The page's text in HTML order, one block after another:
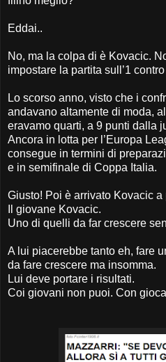
Eddai..
No, ma la colpa di è Kovacic.
impostare la partita sull’1 contro
Lo scorso anno, visto che i
andavano altamente di moda,
eravamo quarti, a 9 punti dalla
Ancora in lotta per l’Europa
consegue in termini di
e in semifinale di Coppa Italia.
Giusto! Poi è arrivato Kovacic a
Il giovane Kovacic.
Uno di quelli da far crescere
A lui piacerebbe tanto eh, fare
da fare crescere ma insomma.
Lui deve portare i risultati.
Coi giovani non puoi. Con